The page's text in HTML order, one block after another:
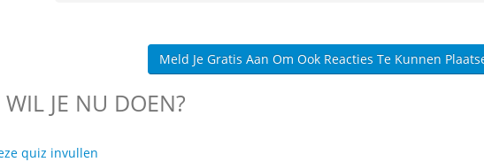
Meld Je Gratis Aan Om Ook Reacties Te Kunnen
JE NU DOEN?
quiz invullen